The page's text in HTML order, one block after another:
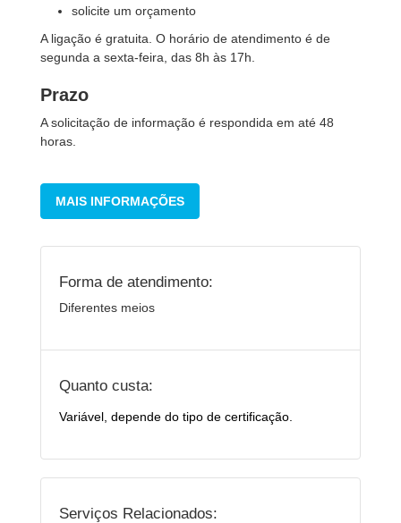
solicite um orçamento
A ligação é gratuita. O horário de atendimento é de
segunda a sexta-feira, das 8h às 17h.
Prazo
A solicitação de informação é respondida em até 48
horas.
MAIS INFORMAÇÕES
Forma de atendimento:
Diferentes meios
Quanto custa:
Variável, depende do tipo de certificação.
Serviços Relacionados: